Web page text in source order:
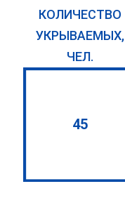
КОЛИЧЕСТВО
УКРЫВАЕМЫХ,
ЧЕЛ.
45